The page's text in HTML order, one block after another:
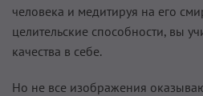
человека и медитируя на его
целительские способности, вы
качества в себе.
Но не все изображения